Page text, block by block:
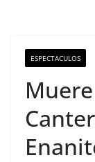
ESPECTACULOS